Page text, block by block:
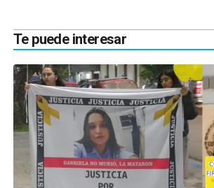
Te puede interesar